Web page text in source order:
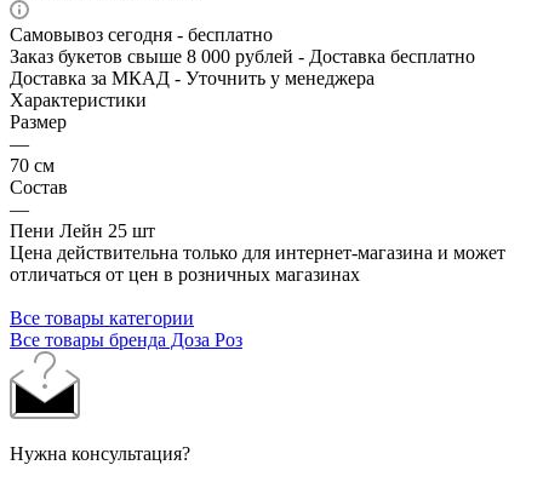
Самовывоз сегодня - бесплатно
Заказ букетов свыше 8 000 рублей - Доставка бесплатно
Доставка за МКАД - Уточнить у менеджера
Характеристики
Размер
—
70 см
Состав
—
Пени Лейн 25 шт
Цена действительна только для интернет-магазина и может
отличаться от цен в розничных магазинах
Все товары категории
Все товары бренда Доза Роз
Нужна консультация?